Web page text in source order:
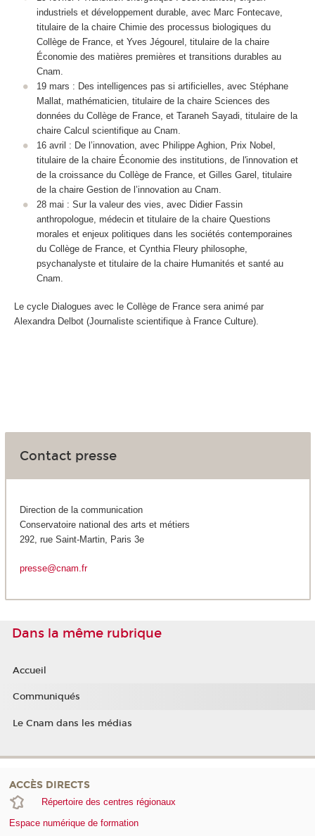
industriels et développement durable, avec Marc Fontecave,
titulaire de la chaire Chimie des processus biologiques du
Collège de France, et Yves Jégourel, titulaire de la chaire
Économie des matières premières et transitions durables au
Cnam.
19 mars : Des intelligences pas si artificielles, avec Stéphane
Mallat, mathématicien, titulaire de la chaire Sciences des
données du Collège de France, et Taraneh Sayadi, titulaire de la
chaire Calcul scientifique au Cnam.
16 avril : De l’innovation, avec Philippe Aghion, Prix Nobel,
titulaire de la chaire Économie des institutions, de l'innovation et
de la croissance du Collège de France, et Gilles Garel, titulaire
de la chaire Gestion de l’innovation au Cnam.
28 mai : Sur la valeur des vies, avec Didier Fassin
anthropologue, médecin et titulaire de la chaire Questions
morales et enjeux politiques dans les sociétés contemporaines
du Collège de France, et Cynthia Fleury philosophe,
psychanalyste et titulaire de la chaire Humanités et santé au
Cnam.
Le cycle Dialogues avec le Collège de France sera animé par
Alexandra Delbot (Journaliste scientifique à France Culture).
Contact presse
Direction de la communication
Conservatoire national des arts et métiers
292, rue Saint-Martin, Paris 3e
presse@cnam.fr
Dans la même rubrique
Accueil
Communiqués
Le Cnam dans les médias
ACCÈS DIRECTS
Répertoire des centres régionaux
Espace numérique de formation